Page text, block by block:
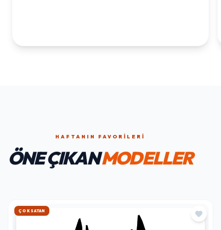
HAFTANIN FAVORILERI
ÖNE ÇIKANMODELLER
HIZLI KARGO